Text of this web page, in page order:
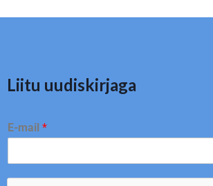
Liitu uudiskirjaga
E-mail *